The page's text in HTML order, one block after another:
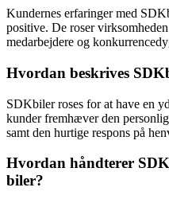
Kundernes erfaringer med
positive. De roser
medarbejdere og
Hvordan beskrives
SDKbiler roses for at have en
kunder fremhæver den
samt den hurtige respons på
Hvordan håndterer
biler?